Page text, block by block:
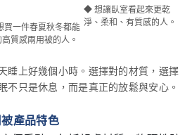
一件春夏秋冬都能
高質感兩用被的人。
◆ 想讓臥室看起來更乾
淨、柔和、有質感的人。
睡上好幾個小時。選擇對的材質，選擇
不只是休息，而是真正的放鬆與安心。
產品特色